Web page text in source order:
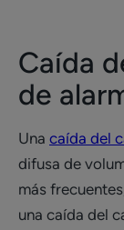
Caída
de
Una caída del
difusa de
más
una caída del